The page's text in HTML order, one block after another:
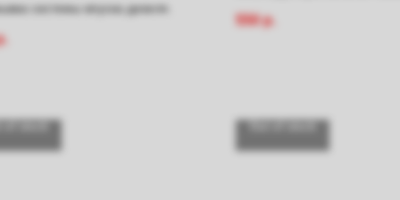
системы впуска дизеля.
of stock
антикоррозионного,
влагоотталкивающего
550 р.
Out of stock